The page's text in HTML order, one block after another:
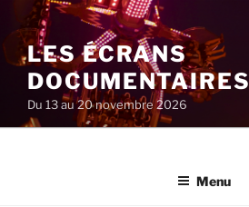
au
contenu
principal
LES ÉCRANS
DOCUMENTAIRES
Du 13 au 20 novembre 2026
Menu